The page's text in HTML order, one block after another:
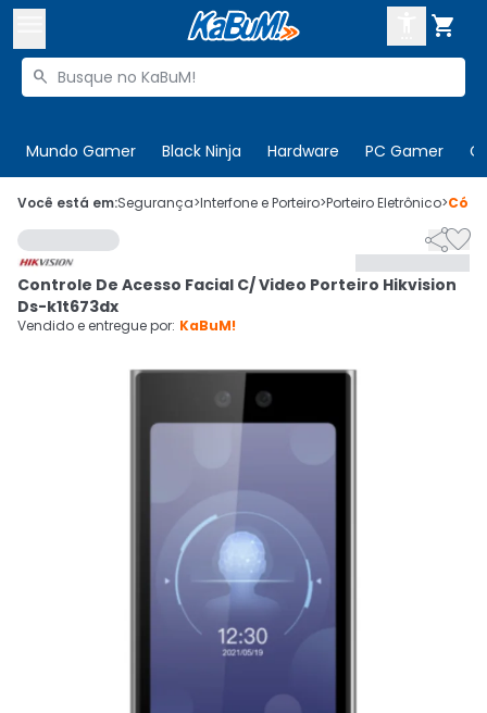

Buscar produtos

Mundo Gamer Black Ninja Hardware PC Gamer
 Olá. Acesse sua conta
 Departamentos
Cupons
Ativar tradutor em libras
CADASTRE-SE
Você está em:Segurança>Interfone e Porteiro>Porteiro Eletrônico>

Controle De Acesso Facial C/ Video Porteiro Hikvision
Ds-k1t673dx
Vendido e entregue por: KaBuM!